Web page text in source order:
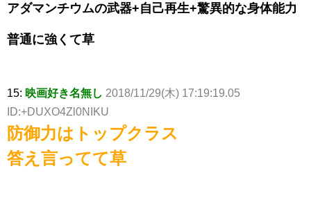
アダマンチウムの武器+自己再生+驚異的な身体能力
普通に強くて草
15: 映画好き名無し 2018/11/29(木) 17:19:19.05
ID:+DUXO4Zl0NIKU
防御力はトップクラス
答え言ってて草